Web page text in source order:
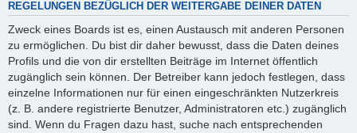
REGELUNGEN BEZÜGLICH DER WEITERGABE DEINER DATEN
Zweck eines Boards ist es, einen Austausch mit anderen Personen
zu ermöglichen. Du bist dir daher bewusst, dass die Daten deines
Profils und die von dir erstellten Beiträge im Internet öffentlich
zugänglich sein können. Der Betreiber kann jedoch festlegen, dass
einzelne Informationen nur für einen eingeschränkten Nutzerkreis
(z. B. andere registrierte Benutzer, Administratoren etc.) zugänglich
sind. Wenn du Fragen dazu hast, suche nach entsprechenden